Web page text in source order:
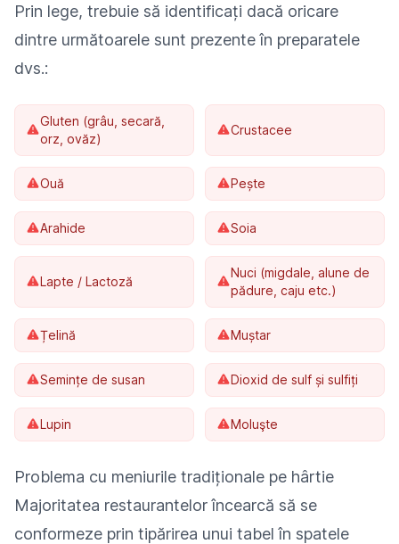
Prin lege, trebuie să identificați dacă oricare
dintre următoarele sunt prezente în preparatele
dvs.:
Gluten (grâu, secară,
orz, ovăz)
Crustacee
Ouă Pește
Arahide Soia
Lapte / Lactoză
Nuci (migdale, alune de
pădure, caju etc.)
Țelină Muștar
Semințe de susan Dioxid de sulf și sulfiți
Lupin Moluşte
Problema cu meniurile tradiționale pe hârtie
Majoritatea restaurantelor încearcă să se
conformeze prin tipărirea unui tabel în spatele